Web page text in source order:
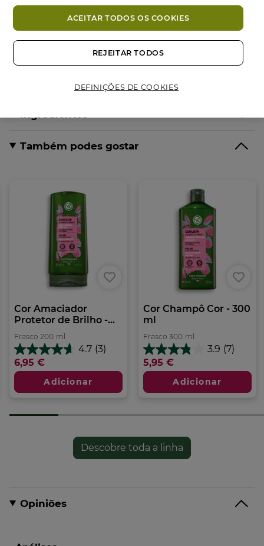
CONSELHOS DE UTILIZAÇÃO:
Após o champô, aplica no cabelo molhado desde as
raízes, aguarda 3 minutos e enxagua.
COMPROMISSO COSMÉTIQUE VÉGÉTALE:
• 97% de ingredientes de origem natural.
• Fórmula sem silicone, facilmente biodegradável.
• Tubo reciclável
Também podes gostar
Cor Amaciador
Protetor de Brilho -...
Frasco 200 ml
4.7 (3)
4.7
em
5
estrelas.
3
6,95 €
Adicionar
Cor Champô Cor - 300
ml
Frasco 300 ml
3.9 (7)
3.9
em
5
estrelas.
7
5,95 €
Adicionar
Descobre toda a linha
Opiniões
DEFINIÇÕES DE COOKIES
REJEITAR TODOS
ACEITAR TODOS OS COOKIES